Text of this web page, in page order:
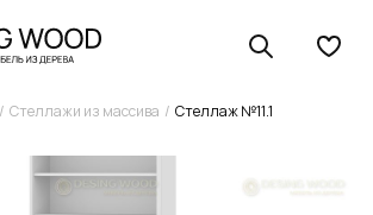
Стеллажи из массива Стеллаж №11.1